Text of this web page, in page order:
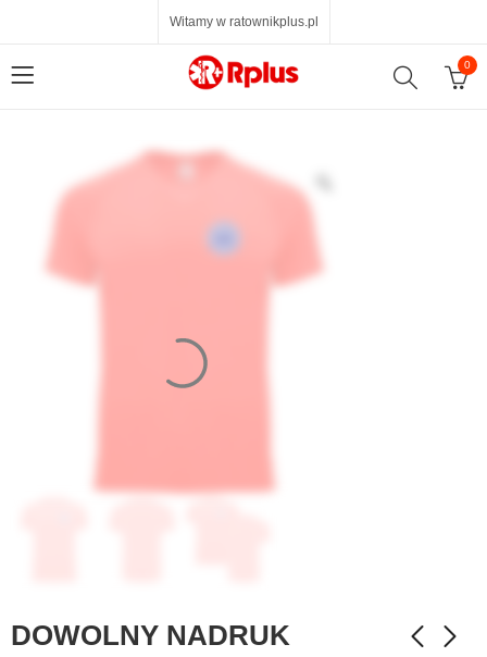
Witamy w ratownikplus.pl
0
DOWOLNY NADRUK